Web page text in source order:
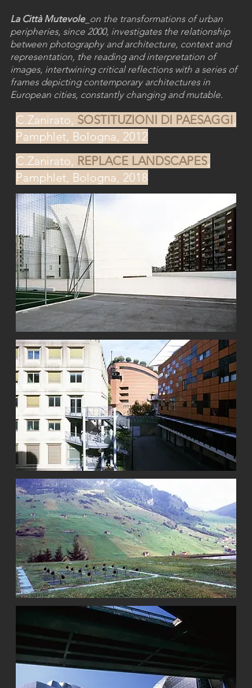
La Città Mutevole_on the transformations of urban
peripheries, since 2000, investigates the relationship
between photography and architecture, context and
representation, the reading and interpretation of
images, intertwining critical reflections with a series of
frames depicting contemporary architectures in
European cities, constantly changing and mutable.
C.Zanirato, SOSTITUZIONI DI PAESAGGI,
Pamphlet, Bologna, 2012
C.Zanirato, REPLACE LANDSCAPES,
Pamphlet, Bologna, 2018